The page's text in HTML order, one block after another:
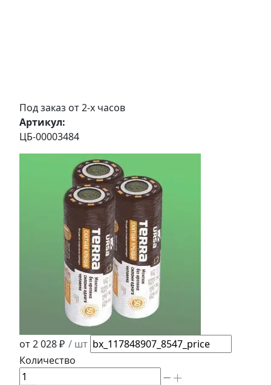
Под заказ от 2-х часов
Артикул:
ЦБ-00003484
от 2 028 ₽ / шт
Количество